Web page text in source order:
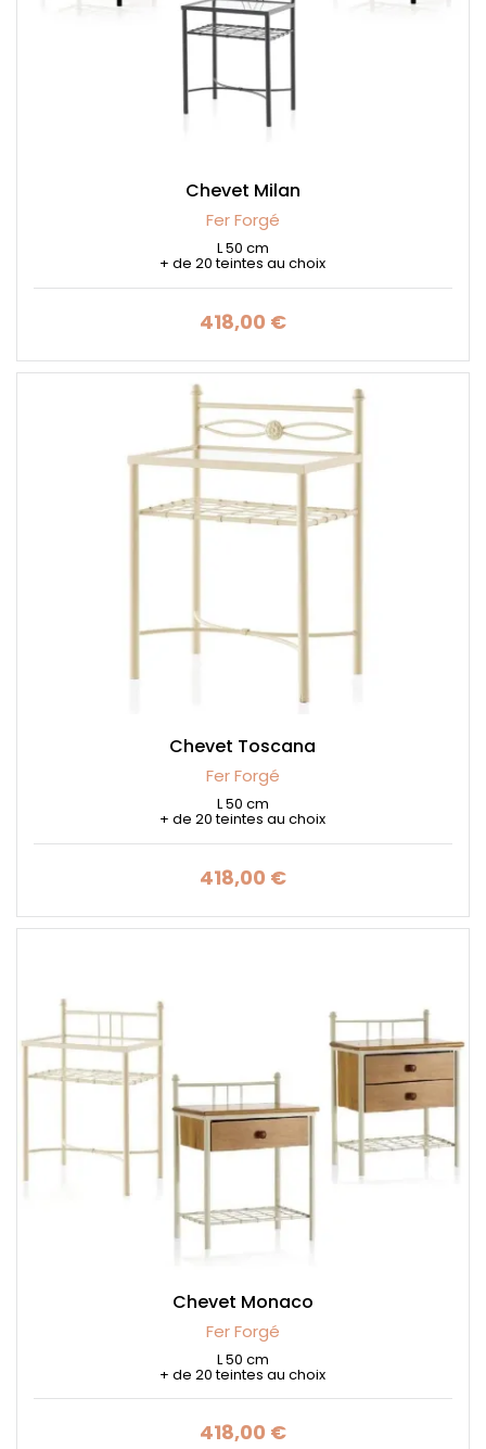
Chevet Milan
Fer Forgé
L 50 cm
+ de 20 teintes au choix
Prix
418,00 €
Chevet Toscana
Fer Forgé
L 50 cm
+ de 20 teintes au choix
Prix
418,00 €
Chevet Monaco
Fer Forgé
L 50 cm
+ de 20 teintes au choix
Prix
418,00 €